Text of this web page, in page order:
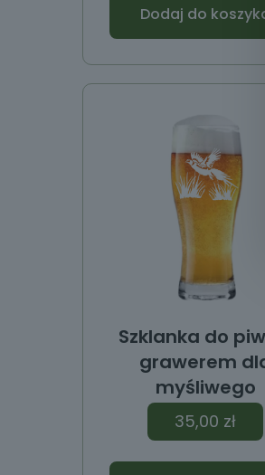
Dodaj do
Szklanka do
grawerem
myśliwego
35,00 zł